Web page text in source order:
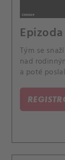
Tým se
nad
a poté